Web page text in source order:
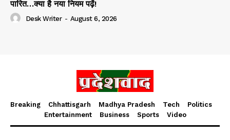
पारित…क्या है नया नियम पढ़ें!
Desk Writer - August 6, 2026
Breaking Chhattisgarh Madhya Pradesh Tech
Politics
Entertainment
Business Sports Video